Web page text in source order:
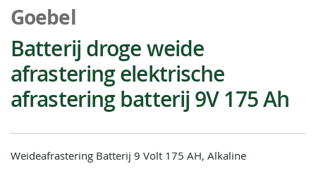
naar
het
begin
van
de
afbeeldingen-
gallerij
Goebel
Batterij droge weide
afrastering elektrische
afrastering batterij 9V 175 Ah
Weideafrastering Batterij 9 Volt 175 AH, Alkaline